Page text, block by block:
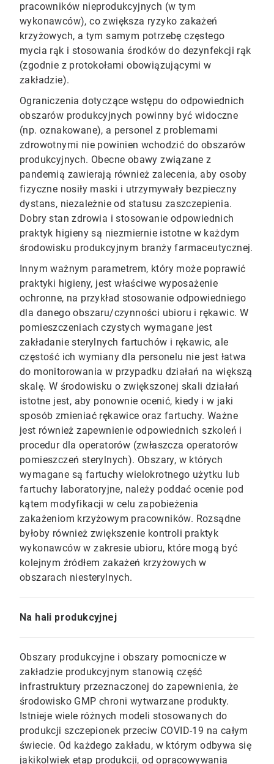
pracowników nieprodukcyjnych (w tym
wykonawców), co zwiększa ryzyko zakażeń
krzyżowych, a tym samym potrzebę częstego
mycia rąk i stosowania środków do dezynfekcji rąk
(zgodnie z protokołami obowiązującymi w
zakładzie).
Ograniczenia dotyczące wstępu do odpowiednich
obszarów produkcyjnych powinny być widoczne
(np. oznakowane), a personel z problemami
zdrowotnymi nie powinien wchodzić do obszarów
produkcyjnych. Obecne obawy związane z
pandemią zawierają również zalecenia, aby osoby
fizyczne nosiły maski i utrzymywały bezpieczny
dystans, niezależnie od statusu zaszczepienia.​​​​​​​
Dobry stan zdrowia i stosowanie odpowiednich
praktyk higieny są niezmiernie istotne w każdym
środowisku produkcyjnym branży farmaceutycznej.​​​​​​​
Innym ważnym parametrem, który może poprawić
praktyki higieny, jest właściwe wyposażenie
ochronne, na przykład stosowanie odpowiedniego
dla danego obszaru/czynności ubioru i rękawic.​​​​​​​ W
pomieszczeniach czystych wymagane jest
zakładanie sterylnych fartuchów i rękawic, ale
częstość ich wymiany dla personelu nie jest łatwa
do monitorowania w przypadku działań na większą
skalę. W środowisku o zwiększonej skali działań
istotne jest, aby ponownie ocenić, kiedy i w jaki
sposób zmieniać rękawice oraz fartuchy. Ważne
jest również zapewnienie odpowiednich szkoleń i
procedur dla operatorów (zwłaszcza operatorów
pomieszczeń sterylnych). Obszary, w których
wymagane są fartuchy wielokrotnego użytku lub
fartuchy laboratoryjne, należy poddać ocenie pod
kątem modyfikacji w celu zapobieżenia
zakażeniom krzyżowym pracowników. Rozsądne
byłoby również zwiększenie kontroli praktyk
wykonawców w zakresie ubioru, które mogą być
kolejnym źródłem zakażeń krzyżowych w
obszarach niesterylnych.
Na hali produkcyjnej
Obszary produkcyjne i obszary pomocnicze w
zakładzie produkcyjnym stanowią część
infrastruktury przeznaczonej do zapewnienia, że
środowisko GMP chroni wytwarzane produkty.​​​​​​​
Istnieje wiele różnych modeli stosowanych do
produkcji szczepionek przeciw COVID-19 na całym
świecie. Od każdego zakładu, w którym odbywa się
jakikolwiek etap produkcji, od opracowywania